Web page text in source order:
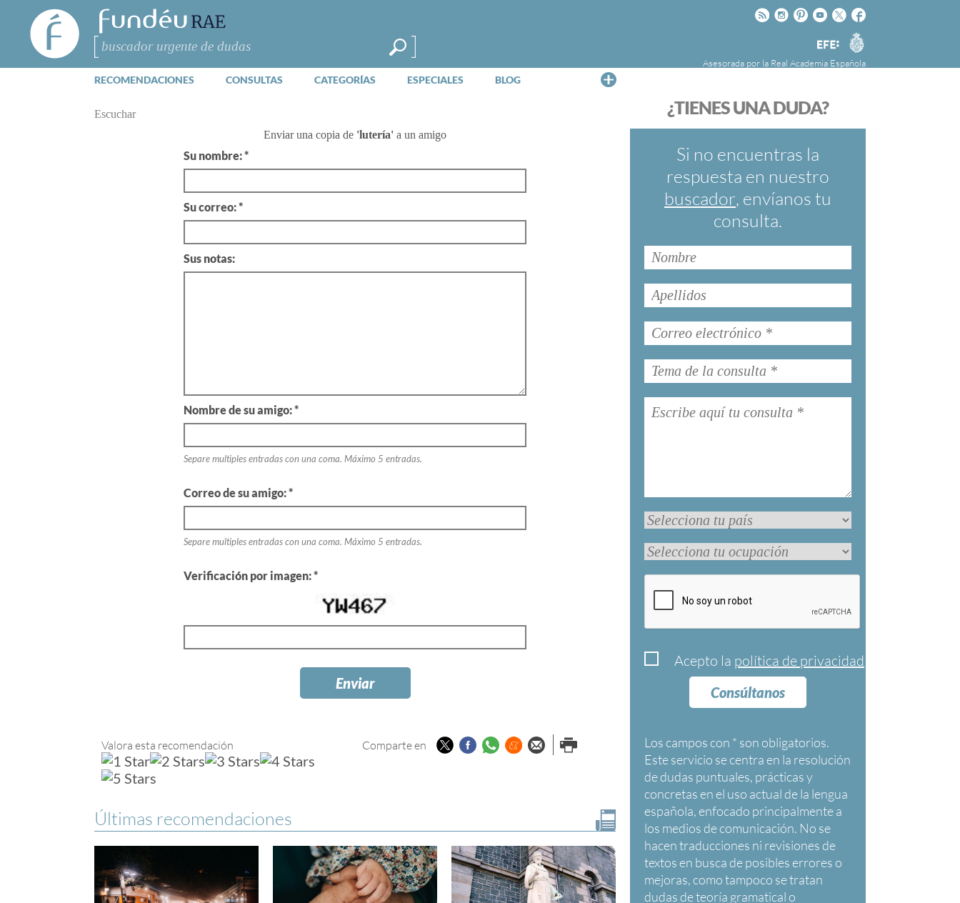
FundéuRAE
- Fundación
del Español
Urgente
Buscar
Facebook
Twitter
Youtube
Pinteres
Instagram
Rss
Agencia
EFE
Asesorada por la Real Academia Española
RECOMENDACIONES CONSULTAS CATEGORÍAS ESPECIALES BLOG
FundéuRAE es una fundación patrocinada por
cuyo objetivo es colaborar con el buen uso del
español en los medios de comunicación y en
Internet.
¿TIENES UNA DUDA?
Si no encuentras la
respuesta en nuestro
buscador, envíanos tu
consulta.
Acepto la política de privacidad
Consúltanos
Los campos con * son obligatorios
Escuchar
Enviar una copia de 'lutería' a un amigo
Su nombre: *
Su correo: *
Sus notas:
Nombre de su amigo: *
Separe multiples entradas con una coma. Máximo 5 entradas.
Correo de su amigo: *
Separe multiples entradas con una coma. Máximo 5 entradas.
Verificación por imagen: *
Valora esta recomendación Comparte en TwitterFacebook
Whatsapp
Menéame
Enviar porImprimir
Últimas recomendaciones